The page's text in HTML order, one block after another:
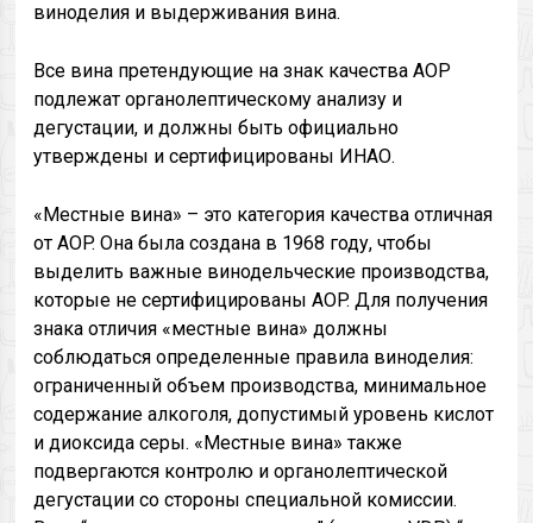
виноделия и выдерживания вина.
Все вина претендующие на знак качества AOР
подлежат органолептическому анализу и
дегустации, и должны быть официально
утверждены и сертифицированы ИНАО.
«Местные вина» – это категория качества отличная
от АОP. Она была создана в 1968 году, чтобы
выделить важные винодельческие производства,
которые не сертифицированы АОP. Для получения
знака отличия «местные вина» должны
соблюдаться определенные правила виноделия:
ограниченный объем производства, минимальное
содержание алкоголя, допустимый уровень кислот
и диоксида серы. «Местные вина» также
подвергаются контролю и органолептической
дегустации со стороны специальной комиссии.